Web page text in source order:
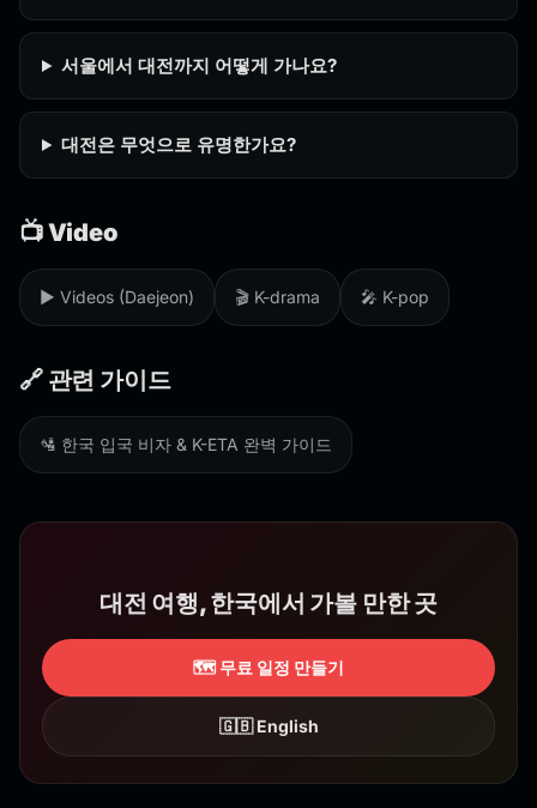
서울에서 대전까지 어떻게 가나요?
대전은 무엇으로 유명한가요?
📺 Video
▶️ Videos (Daejeon) 🎬 K-drama 🎤 K-pop
🔗 관련 가이드
🛂 한국 입국 비자 & K-ETA 완벽 가이드
대전 여행, 한국에서 가볼 만한 곳
🗺️ 무료 일정 만들기
🇬🇧 English